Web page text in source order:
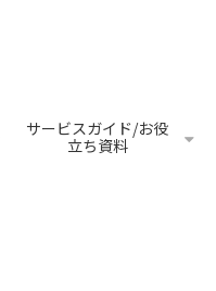
サービスガイド/お役
立ち資料